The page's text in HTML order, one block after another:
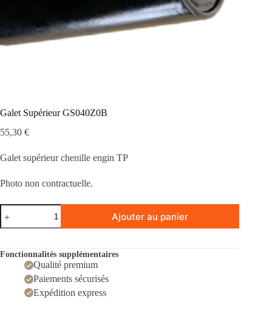
Galet Supérieur GS040Z0B
55,30 €
Galet supérieur chenille engin TP
Photo non contractuelle.
quantité
de
Galet
GS040Z0B
Ajouter au panier
Fonctionnalités supplémentaires
Qualité premium
Paiements sécurisés
Expédition express